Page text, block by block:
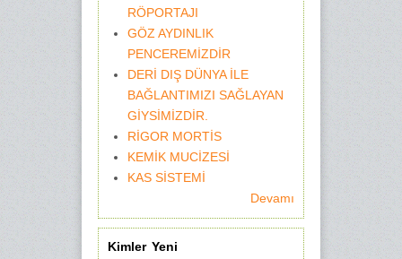
RÖPORTAJI
GÖZ AYDINLIK
PENCEREMİZDİR
DERİ DIŞ DÜNYA İLE
BAĞLANTIMIZI SAĞLAYAN
GİYSİMİZDİR.
RİGOR MORTİS
KEMİK MUCİZESİ
KAS SİSTEMİ
Devamı
Kimler Yeni